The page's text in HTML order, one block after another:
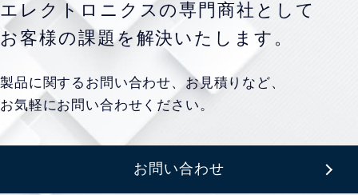
エレクトロニクスの専門商社として
お客様の課題を 解決いたします。
製品に関するお問い合わせ、お見積りなど、
お気軽にお問い合わせください。
お問い合わせ